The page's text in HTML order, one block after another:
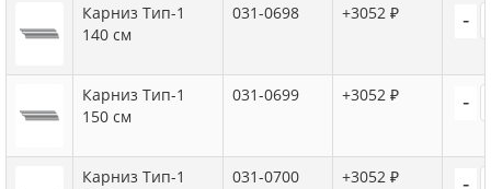
Карниз Тип-1
140 см
031-0698 +3052 ₽ -
Карниз Тип-1
150 см
031-0699 +3052 ₽ -
Карниз Тип-1
031-0700 +3052 ₽ -